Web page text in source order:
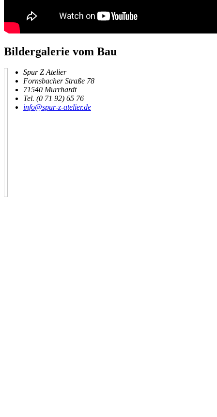
Bildergalerie vom Bau
Spur Z Atelier
Fornsbacher Straße 78
71540 Murrhardt
Tel. (0 71 92) 65 76
info@spur-z-atelier.de